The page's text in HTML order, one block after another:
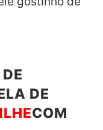
DE
COM